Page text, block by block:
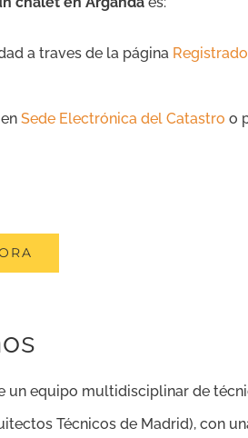
a traves de la página
Sede Electrónica del Catastro o
un equipo multidisciplinar de
Técnicos de Madrid), con